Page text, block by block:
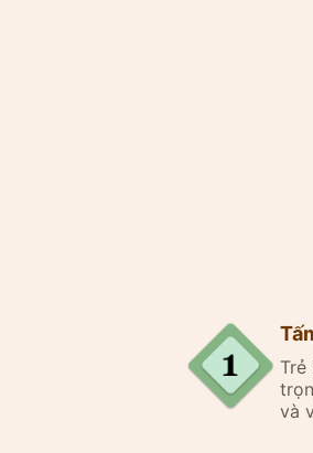
Trẻ
và